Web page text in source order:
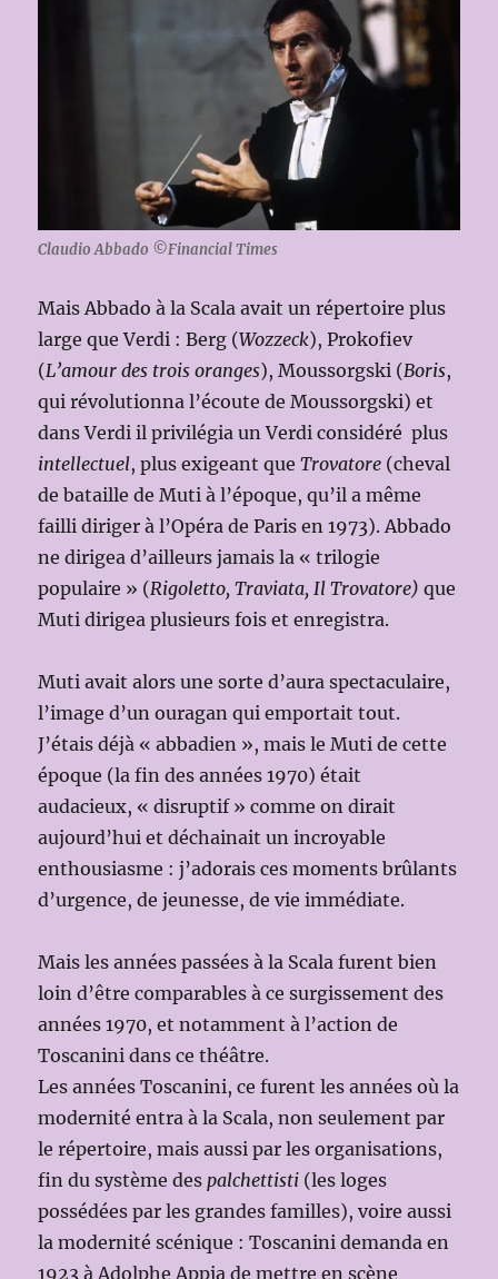
Claudio Abbado ©Financial Times
Mais Abbado à la Scala avait un répertoire plus
large que Verdi : Berg (Wozzeck), Prokofiev
(L’amour des trois oranges), Moussorgski (Boris,
qui révolutionna l’écoute de Moussorgski) et
dans Verdi il privilégia un Verdi considéré plus
intellectuel, plus exigeant queTrovatore (cheval
de bataille de Muti à l’époque, qu’il a même
failli diriger à l’Opéra de Paris en 1973). Abbado
ne dirigea d’ailleurs jamais la « trilogie
populaire » (Rigoletto, Traviata, Il Trovatore)que
Muti dirigea plusieurs fois et enregistra.
Muti avait alors une sorte d’aura spectaculaire,
l’image d’un ouragan qui emportait tout.
J’étais déjà « abbadien », mais le Muti de cette
époque (la fin des années 1970) était
audacieux, « disruptif » comme on dirait
aujourd’hui et déchainait un incroyable
enthousiasme : j’adorais ces moments brûlants
d’urgence, de jeunesse, de vie immédiate.
Mais les années passées à la Scala furent bien
loin d’être comparables à ce surgissement des
années 1970, et notamment à l’action de
Toscanini dans ce théâtre.
Les années Toscanini, ce furent les années où la
modernité entra à la Scala, non seulement par
le répertoire, mais aussi par les organisations,
fin du système des palchettisti (les loges
possédées par les grandes familles), voire aussi
la modernité scénique : Toscanini demanda en
1923 à Adolphe Appia de mettre en scène